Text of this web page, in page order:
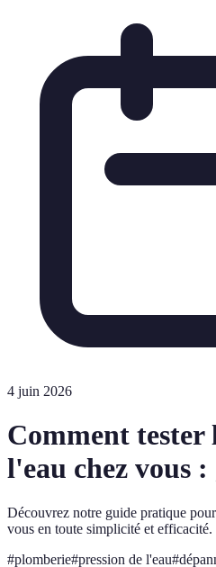
4 juin 2026
Comment tester
l'eau chez vous
Découvrez notre guide pratique
vous en toute simplicité et efficacité.
#plomberie#pression de l'eau#